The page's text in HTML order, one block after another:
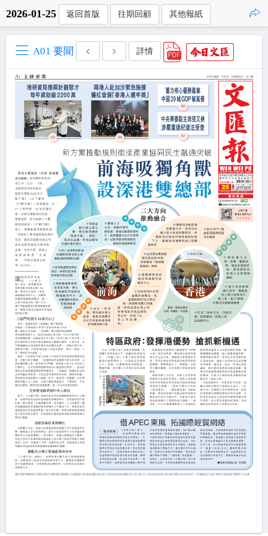
2026-01-25 返回首版 往期回顧 其他報紙
A01 要聞 詳情